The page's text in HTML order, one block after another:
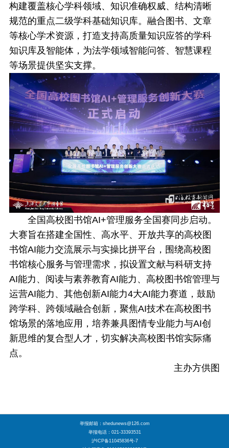
构建覆盖核心学科领域、知识准确权威、结构清晰
规范的重点二级学科基础知识库。融合图书、文章
等核心学术资源，打造支持高质量知识应答的学科
知识库及智能体，为法学领域智能问答、智慧课程
等场景提供坚实支撑。
全国高校图书馆AI+管理服务全国赛同步启动。
大赛旨在搭建全国性、高水平、开放共享的高校图
书馆AI能力交流展示与实操比拼平台，围绕高校图
书馆核心服务与管理需求，拟设置文献与科研支持
AI能力、阅读与素养教育AI能力、高校图书馆管理与
运营AI能力、其他创新AI能力4大AI能力赛道，鼓励
跨学科、跨领域融合创新，聚焦AI技术在高校图书
馆场景的落地应用，培养兼具图情专业能力与AI创
新思维的复合型人才，切实解决高校图书馆实际痛
点。
主办方供图
举报邮箱：shedunews@126.com
举报电话：021-33393531
沪ICP备11045836号-7